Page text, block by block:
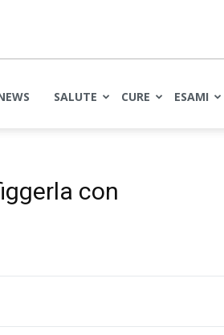
SALUTE CURE ESAMI
con